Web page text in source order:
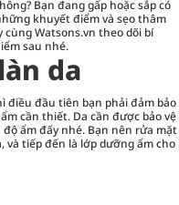
Bạn đang gấp hoặc sắp có
khuyết điểm và sẹo thâm
Watsons.vn theo dõi bí
sau nhé.
da
đầu tiên bạn phải đảm bảo
cần thiết. Da cần được bảo vệ
ẩm đấy nhé. Bạn nên rửa mặt
và tiếp đến là lớp dưỡng ẩm cho